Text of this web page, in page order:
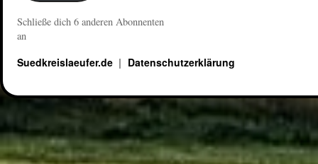
Schließe dich 6 anderen Abonnenten
an
Suedkreislaeufer.de Datenschutzerklärung